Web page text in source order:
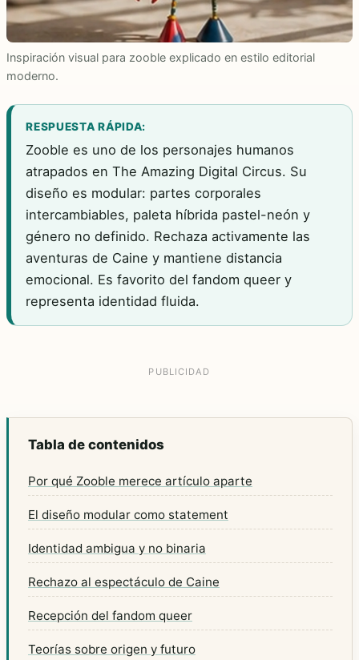
Inspiración visual para zooble explicado en estilo editorial
moderno.
RESPUESTA RÁPIDA:
Zooble es uno de los personajes humanos
atrapados en The Amazing Digital Circus. Su
diseño es modular: partes corporales
intercambiables, paleta híbrida pastel-neón y
género no definido. Rechaza activamente las
aventuras de Caine y mantiene distancia
emocional. Es favorito del fandom queer y
representa identidad fluida.
Tabla de contenidos
Por qué Zooble merece artículo aparte
El diseño modular como statement
Identidad ambigua y no binaria
Rechazo al espectáculo de Caine
Recepción del fandom queer
Teorías sobre origen y futuro